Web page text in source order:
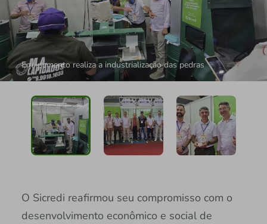
Equipamento realiza a industrialização das pedras
O Sicredi reafirmou seu compromisso com o
desenvolvimento econômico e social de